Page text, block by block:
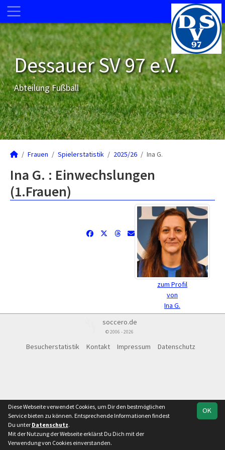
Dessauer SV 97 e.V.
Abteilung Fußball
Frauen Spielerstatistik 2025/26 Ina G.
Ina G. : Einwechslungen
(1.Frauen)
zum Profil
von
Ina G.
soccero.de
© 2006 - 2026
Besucherstatistik Kontakt Impressum Datenschutz
OK
Diese Webseite verwendet Cookies, um Dir den bestmöglichen
Service bieten zu können. Entsprechende Informationen findest
Du unter Datenschutz.
Mit der Nutzung der Webseite erklärst Du Dich mit der
Verwendung von Cookies einverstanden.